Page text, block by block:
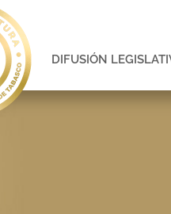
DIFUSIÓN